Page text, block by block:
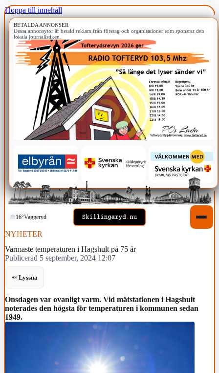
Hoppa till innehåll
BETALDA ANNONSER
Dessa annonsytor är betald reklam från företag och organisationer som sponsrar den
lokala journalistiken.
16°Vaggeryd
NYHETER
Varmaste temperaturen i Hagshult på 75 år
Publicerad 5 september, 2024 12:07
Lyssna
Onsdagen var ovanligt varm. Vid mätstationen i Hagshult
noterades den högsta för temperaturen i kommunen sedan
1949.